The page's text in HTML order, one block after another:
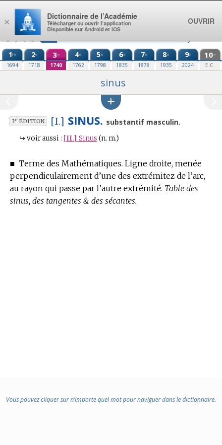
Aller au contenu
1re
1694
2e
1718
3e
1740
4e
1762
5e
1798
6e
1835
7e
1878
8e
1935
9e
2024
10e
E.C.
sinus
3eÉDITION [I.] SINUS. substantif masculin.
↪ voir aussi : [II.] Sinus (n. m.)
■ Terme des Mathématiques. Ligne droite, menée
perpendiculairement d’une des extrémitez de l’arc,
au rayon qui passe par l’autre extrémité. Table des
sinus, des tangentes & des sécantes.
Vous pouvez cliquer sur n’importe quel mot pour naviguer dans le dictionnaire.
×
Dictionnaire de l’Académie
Télécharger ou ouvrir l’application
Disponible sur Android et iOS
OUVRIR